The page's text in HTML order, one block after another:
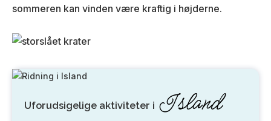
sommeren kan vinden være kraftig i højderne.
Uforudsigelige aktiviteter i Island